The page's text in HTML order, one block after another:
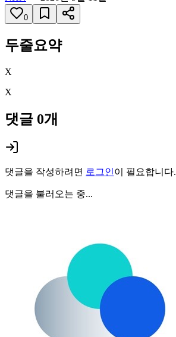
0
두줄요약
X
X
댓글 0개
댓글을 작성하려면 로그인이 필요합니다.
댓글을 불러오는 중...